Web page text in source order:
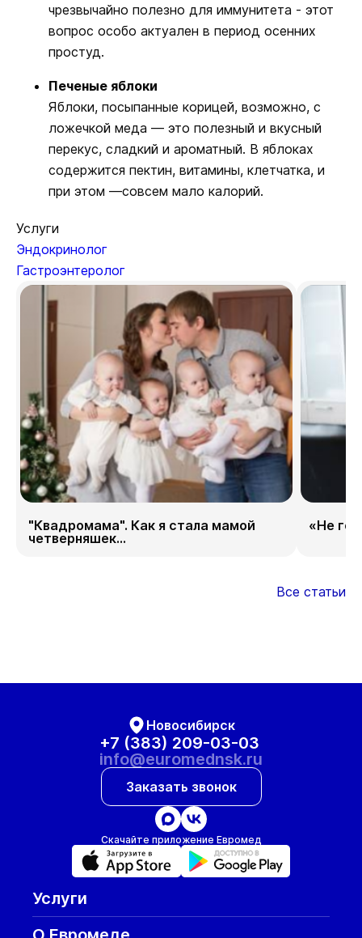
чрезвычайно полезно для иммунитета - этот
вопрос особо актуален в период осенних
простуд.
Печеные яблоки
Яблоки, посыпанные корицей, возможно, с
ложечкой меда — это полезный и вкусный
перекус, сладкий и ароматный. В яблоках
содержится пектин, витамины, клетчатка, и
при этом —совсем мало калорий.
Услуги
Эндокринолог
Гастроэнтеролог
"Квадромама". Как я стала мамой
четверняшек...
«Не
Все статьи
Новосибирск
+7 (383) 209-03-03
info@euromednsk.ru
Заказать звонок
Скачайте приложение Евромед
Услуги